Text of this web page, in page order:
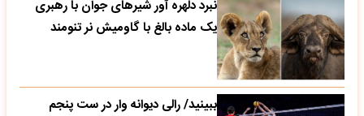
نبرد دلهره آور شیرهای جوان با رهبری
یک ماده بالغ با گاومیش نر تنومند
ببینید/ رالی دیوانه وار در ست پنجم